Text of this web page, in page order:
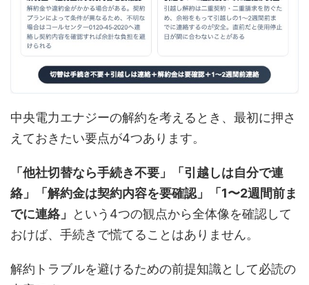
中央電力エナジーの解約を考えるとき、最初に押さ
えておきたい要点が4つあります。
「他社切替なら手続き不要」「引越しは自分で連
絡」「解約金は契約内容を要確認」「1〜2週間前ま
でに連絡」
という4つの観点から全体像を確認して
おけば、手続きで慌てることはありません。
解約トラブルを避けるための前提知識として必読の